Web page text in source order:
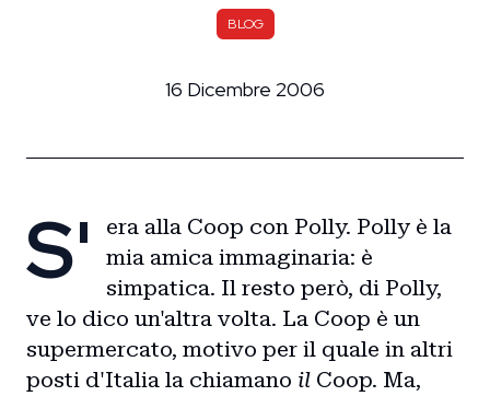
BLOG
16 Dicembre 2006
S'
era alla Coop con Polly. Polly è la
mia amica immaginaria: è
simpatica. Il resto però, di Polly,
ve lo dico un'altra volta. La Coop è un
supermercato, motivo per il quale in altri
posti d'Italia la chiamano il Coop. Ma,